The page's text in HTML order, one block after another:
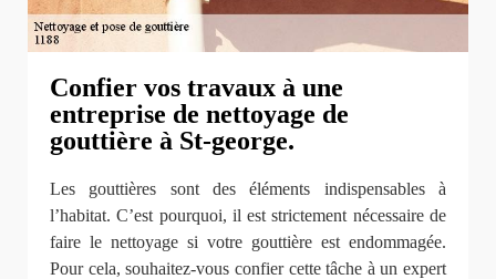
Confier vos travaux à une
entreprise de nettoyage de
gouttière à St-george.
Les gouttières sont des éléments indispensables à
l’habitat. C’est pourquoi, il est strictement nécessaire de
faire le nettoyage si votre gouttière est endommagée.
Pour cela, souhaitez-vous confier cette tâche à un expert